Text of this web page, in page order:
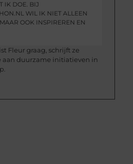
IK DOE. BIJ
WIL IK NIET ALLEEN
OOK INSPIREREN EN
Fleur graag, schrijft ze
aan duurzame initiatieven in